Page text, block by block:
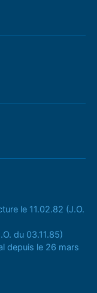
le 11.02.82 (J.O.
du 03.11.85)
depuis le 26 mars